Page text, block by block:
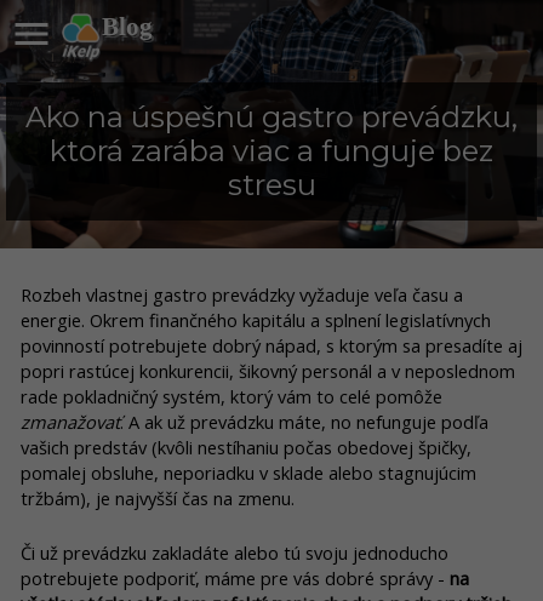
Blog

Ako na úspešnú gastro prevádzku,
ktorá zarába viac a funguje bez
stresu
Rozbeh vlastnej gastro prevádzky vyžaduje veľa času a
energie. Okrem finančného kapitálu a splnení legislatívnych
povinností potrebujete dobrý nápad, s ktorým sa presadíte aj
popri rastúcej konkurencii, šikovný personál a v neposlednom
rade pokladničný systém, ktorý vám to celé pomôže
zmanažovať. A ak už prevádzku máte, no nefunguje podľa
vašich predstáv (kvôli nestíhaniu počas obedovej špičky,
pomalej obsluhe, neporiadku v sklade alebo stagnujúcim
tržbám), je najvyšší čas na zmenu.
Či už prevádzku zakladáte alebo tú svoju jednoducho
potrebujete podporiť, máme pre vás dobré správy - na